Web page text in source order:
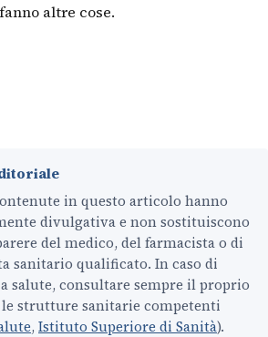
altre cose.
in questo articolo hanno
divulgativa e non sostituiscono
del medico, del farmacista o di
sanitario qualificato. In caso di
salute, consultare sempre il proprio
strutture sanitarie competenti
, Istituto Superiore di Sanità).